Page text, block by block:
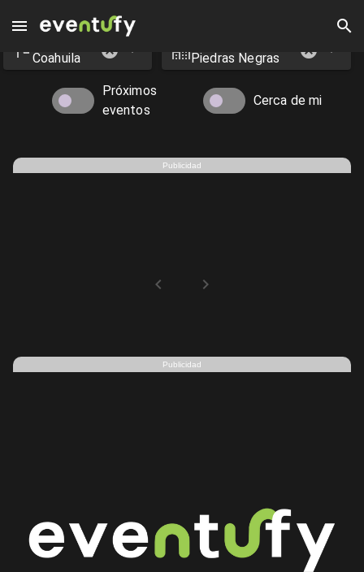
Eventos en Piedras Negras - Eventufy 2026 | Eventufy
Coahuila Piedras Negras
Próximos
eventos
Cerca de mi
Publicidad
Publicidad